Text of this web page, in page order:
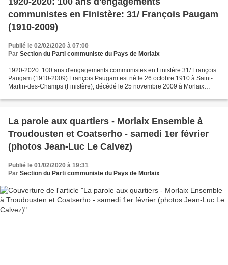
communistes en Finistère: 31/ François Paugam
(1910-2009)
Publié le 02/02/2020 à 07:00
Par Section du Parti communiste du Pays de Morlaix
1920-2020: 100 ans d'engagements communistes en Finistère 31/ François
Paugam (1910-2009) François Paugam est né le 26 octobre 1910 à Saint-
Martin-des-Champs (Finistère), décédé le 25 novembre 2009 à Morlaix
La parole aux quartiers - Morlaix Ensemble à
Troudousten et Coatserho - samedi 1er février
(photos Jean-Luc Le Calvez)
Publié le 01/02/2020 à 19:31
Par Section du Parti communiste du Pays de Morlaix